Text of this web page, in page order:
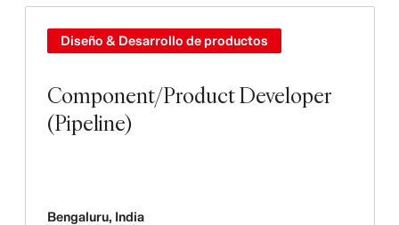
Component/Product Developer
(Pipeline)
Diseño & Desarrollo de productos
Bengaluru, India